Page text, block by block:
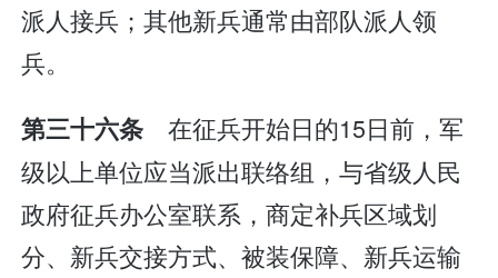
派人接兵；其他新兵通常由部队派人领
兵。
第三十六条 在征兵开始日的15日前，军
级以上单位应当派出联络组，与省级人民
政府征兵办公室联系，商定补兵区域划
分、新兵交接方式、被装保障、新兵运输